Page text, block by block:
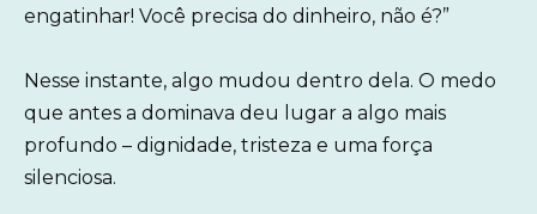
engatinhar! Você precisa do dinheiro, não é?”
Nesse instante, algo mudou dentro dela. O medo
que antes a dominava deu lugar a algo mais
profundo – dignidade, tristeza e uma força
silenciosa.